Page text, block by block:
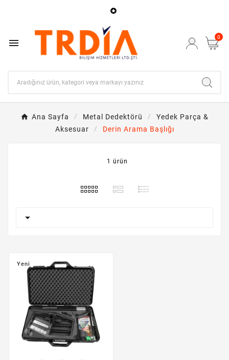

 0
Ana Sayfa Metal Dedektörü
Yedek Parça &
Aksesuar
Derin Arama Başlığı
1 ürün

Yeni